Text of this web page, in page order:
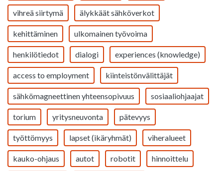
vihreä siirtymä älykkäät sähköverkot
kehittäminen ulkomainen työvoima
henkilötiedot dialogi experiences (knowledge)
access to employment kiinteistönvälittäjät
sähkömagneettinen yhteensopivuus sosiaaliohjaajat
torium yritysneuvonta pätevyys
työttömyys lapset (ikäryhmät) viheralueet
kauko-ohjaus autot robotit hinnoittelu